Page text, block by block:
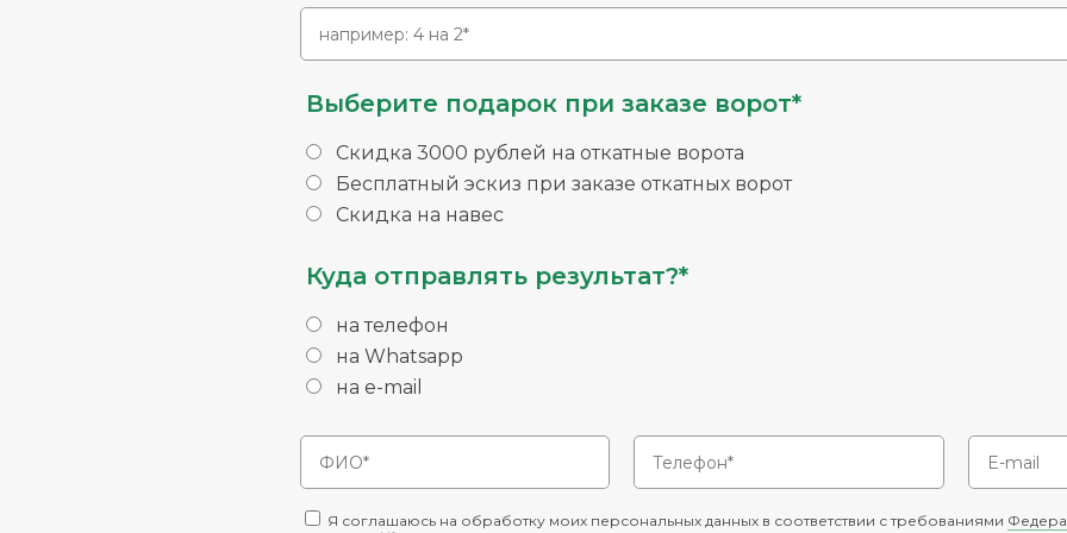
Выберите подарок при заказе ворот*
Скидка 3000 рублей на откатные ворота
Бесплатный эскиз при заказе откатных ворот
Скидка на навес
Куда отправлять результат?*
на телефон
на Whatsapp
на e-mail
Я соглашаюсь на обработку моих персональных данных в соответствии с требованиями